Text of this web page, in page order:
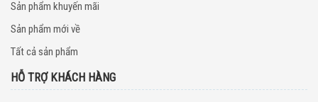
Sản phẩm khuyến mãi
Sản phẩm mới về
Tất cả sản phẩm
HỖ TRỢ KHÁCH HÀNG